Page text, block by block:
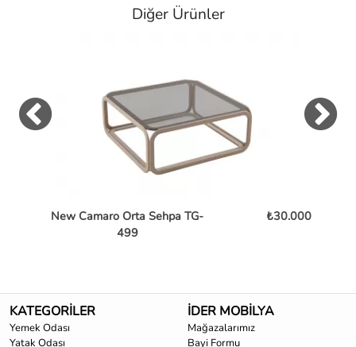
Diğer Ürünler
New Camaro Orta Sehpa TG-
499
₺30.000
KATEGORİLER
Yemek Odası
Yatak Odası
İDER MOBİLYA
Mağazalarımız
Bayi Formu